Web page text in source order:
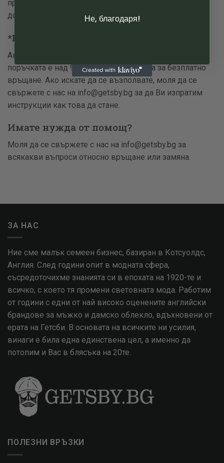
продукта или ако продукта е повреден по време на
доставка.
*Безплатно връщане
Ако адреса за доставка е в рамките на България и
поръчката е над 99 лв. се квалифицира за безплатно
връщане. Ако искате да се възполвате, моля да се
свържете с нас на info@getsby.bg за да Ви изпратим
инструкции как това да стане.
Имате нужда от помощ?
Моля да се свържете с нас на info@getsby.bg за
всякакви въпроси относно връщане или замяна.
ЗА НАС
Ние сме малък семеен бизнес, базиран в Котсуолдс,
Англия. След години опит в модната сфера,
съсредоточихме знанията си в епохата на 1920-те и
всичко, с което тя промени световната мода. Работим
от години с едни от най високо оценените английски
брандове за мъжко и дамско облекло, вдъхновени от
ерата на Гетсби. В основата на всичките ни усилия,
винаги е била една единствена цел, а именно да
потопим и Вас в блясъка на 20те.
ПОЛЕЗНИ ВРЪЗКИ
Не, благодаря!